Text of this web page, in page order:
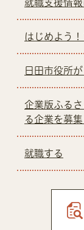
就職支援情報
はじめよう
日田市役所
企業版ふる
る企業を募集
就職する